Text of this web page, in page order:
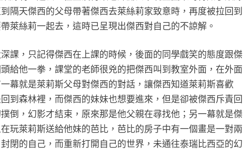
隔天傑西的父母帶著傑西去萊絲莉家致意時，再度被拉回到
萊絲莉一起去，這時已呈現出傑西對自己的不諒解。
課，只記得傑西在上課的時候，後面的同學戲笑的態度跟傑
給他一拳，課堂的老師很兇的把傑西叫到教室外面，在外面
幕就是萊莉斯父母對傑西的對話，讓傑西知道萊莉斯喜歡
到森林裡，而傑西的妹妹也想要進來，但是卻被傑西斥責回
倒，幻影才結束，原來那是他父親在尋找他；另一幕就是傑
玩萊莉斯送給他妹的芭比，芭比的房子中有一個畫是一對兩
閉的自己，而重新打開自己的世界，未通往泰瑞比西亞的幻